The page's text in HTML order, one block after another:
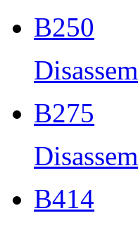
B250
B275
B414